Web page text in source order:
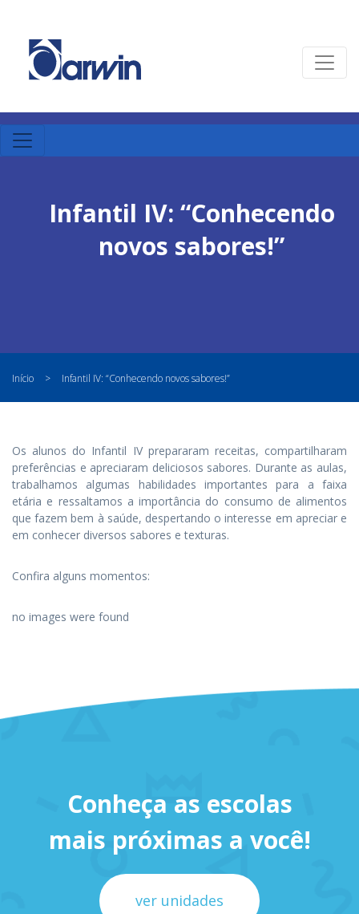
Infantil IV: “Conhecendo
novos sabores!”
Início > Infantil IV: “Conhecendo novos sabores!”
Os alunos do Infantil IV prepararam receitas, compartilharam
preferências e apreciaram deliciosos sabores. Durante as aulas,
trabalhamos algumas habilidades importantes para a faixa
etária e ressaltamos a importância do consumo de alimentos
que fazem bem à saúde, despertando o interesse em apreciar e
em conhecer diversos sabores e texturas.
Confira alguns momentos:
no images were found
Conheça as escolas
mais próximas a você!
ver unidades